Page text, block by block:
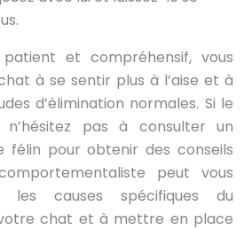
et compréhensif, vous
à se sentir plus à l’aise et à
d’élimination normales. Si le
n’hésitez pas à consulter un
félin pour obtenir des conseils
peut vous
causes spécifiques du
chat et à mettre en place